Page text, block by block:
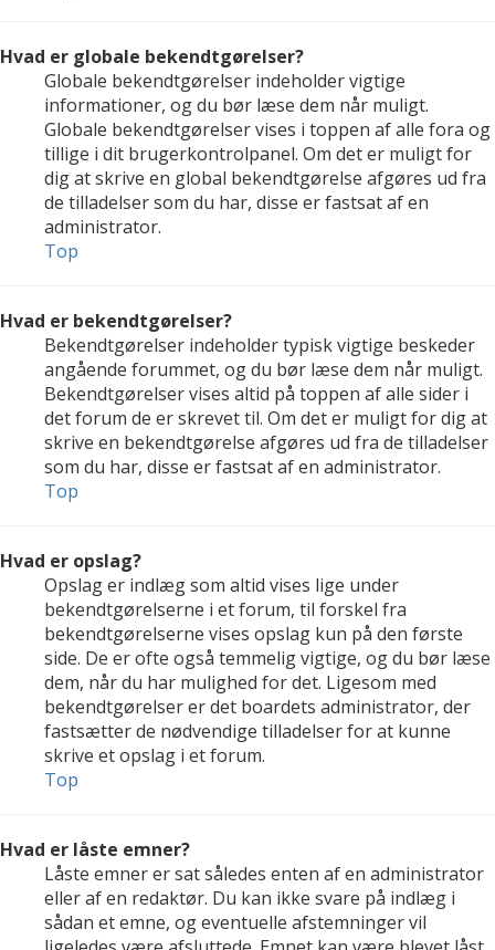
Hvad er globale bekendtgørelser?
Globale bekendtgørelser indeholder vigtige
informationer, og du bør læse dem når muligt.
Globale bekendtgørelser vises i toppen af alle fora og
tillige i dit brugerkontrolpanel. Om det er muligt for
dig at skrive en global bekendtgørelse afgøres ud fra
de tilladelser som du har, disse er fastsat af en
administrator.
Top
Hvad er bekendtgørelser?
Bekendtgørelser indeholder typisk vigtige beskeder
angående forummet, og du bør læse dem når muligt.
Bekendtgørelser vises altid på toppen af alle sider i
det forum de er skrevet til. Om det er muligt for dig at
skrive en bekendtgørelse afgøres ud fra de tilladelser
som du har, disse er fastsat af en administrator.
Top
Hvad er opslag?
Opslag er indlæg som altid vises lige under
bekendtgørelserne i et forum, til forskel fra
bekendtgørelserne vises opslag kun på den første
side. De er ofte også temmelig vigtige, og du bør læse
dem, når du har mulighed for det. Ligesom med
bekendtgørelser er det boardets administrator, der
fastsætter de nødvendige tilladelser for at kunne
skrive et opslag i et forum.
Top
Hvad er låste emner?
Låste emner er sat således enten af en administrator
eller af en redaktør. Du kan ikke svare på indlæg i
sådan et emne, og eventuelle afstemninger vil